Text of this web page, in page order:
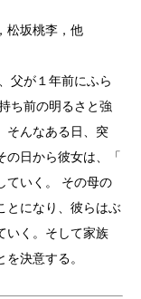
松坂桃李，他
父が１年前にふら
ち前の明るさと強
そんなある日、突
の日から彼女は、「
ていく。 その母の
になり、 彼らはぶ
く。 そして家族
を決意する。